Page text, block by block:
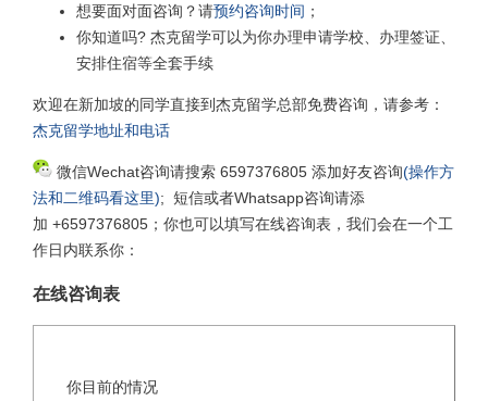
想要面对面咨询？请预约咨询时间 ；
你知道吗? 杰克留学可以为你办理申请学校、办理签证、
安排住宿等全套手续
欢迎在新加坡的同学直接到杰克留学总部免费咨询，请参考：
杰克留学地址和电话
微信Wechat咨询请搜索 6597376805 添加好友咨询(操作方
法和二维码看这里); 短信或者Whatsapp咨询请添
加 +6597376805；你也可以填写在线咨询表，我们会在一个工
作日内联系你：
在线咨询表
你目前的情况